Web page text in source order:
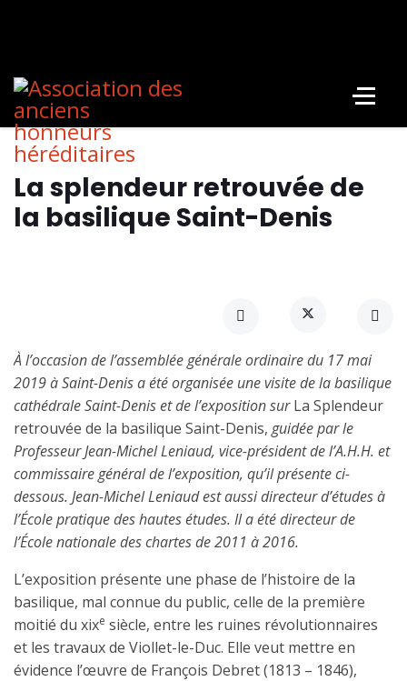
La splendeur retrouvée de
la basilique Saint-Denis
À l’occasion de l’assemblée générale ordinaire du 17 mai
2019 à Saint-Denis a été organisée unevisite de la basilique
cathédrale Saint-Denis et de l’exposition surLa Splendeur
retrouvée de la basilique Saint-Denis, guidée par le
Professeur Jean-Michel Leniaud, vice-président de l’A.H.H. et
commissaire général de l’exposition, qu’il présente ci-
dessous. Jean-Michel Leniaud est aussi directeur d’études à
l’École pratique des hautes études. Il a été directeur de
l’École nationale des chartes de 2011 à 2016.
L’exposition présente une phase de l’histoire de la
basilique, mal connue du public, celle de la première
moitié du xixe siècle, entre les ruines révolutionnaires
et les travaux de Viollet-le-Duc. Elle veut mettre en
évidence l’œuvre de François Debret (1813 – 1846),